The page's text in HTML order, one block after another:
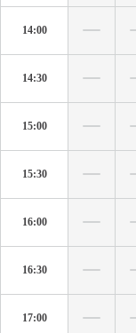
14:00
14:30
15:00
15:30
16:00
16:30
17:00